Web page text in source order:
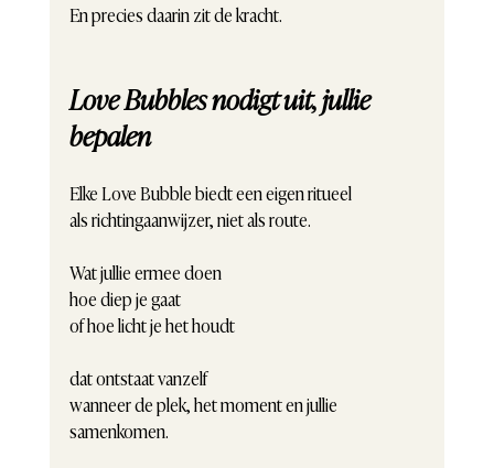
En precies daarin zit de kracht.
Love Bubbles nodigt uit, jullie
bepalen
Elke Love Bubble biedt een eigen ritueel
als richtingaanwijzer, niet als route.
Wat jullie ermee doen
hoe diep je gaat
of hoe licht je het houdt
dat ontstaat vanzelf
wanneer de plek, het moment en jullie
samenkomen.